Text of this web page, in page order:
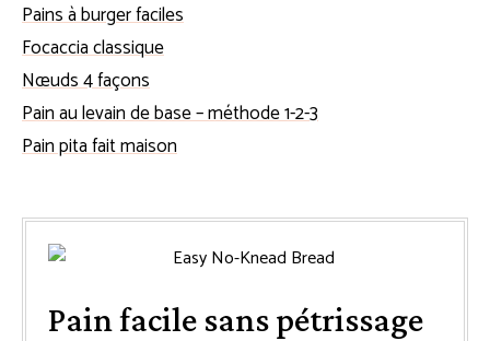
Pains à burger faciles
Focaccia classique
Nœuds 4 façons
Pain au levain de base – méthode 1-2-3
Pain pita fait maison
Pain facile sans pétrissage